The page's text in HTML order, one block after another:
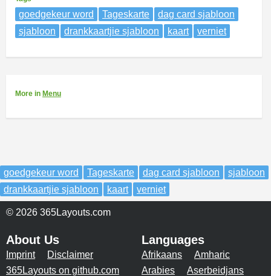
goedgekeur word Tageskarte
dag card sjabloon
sjabloon
drankkaartjie sjabloon kaart verniet
More in Menu
goedgekeur word Tageskarte dag card sjabloon
sjabloon
drankkaartjie sjabloon
kaart verniet
© 2026 365Layouts.com
About Us
Imprint
Disclaimer
365Layouts on github.com
Languages
Afrikaans
Amharic
Arabies
Aserbeidjans